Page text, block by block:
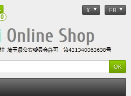
¥ FR
0